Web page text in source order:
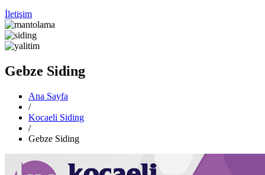
İletişim
Gebze Siding
Ana Sayfa
/
Kocaeli Siding
/
Gebze Siding